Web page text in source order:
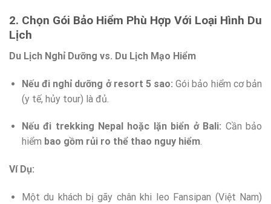
2. Chọn Gói Bảo Hiểm Phù Hợp Với Loại Hình Du
Lịch
Du Lịch Nghỉ Dưỡng vs. Du Lịch Mạo Hiểm
Nếu đi nghỉ dưỡng ở resort 5 sao: Gói bảo hiểm cơ bản
(y tế, hủy tour) là đủ.
Nếu đi trekking Nepal hoặc lặn biển ở Bali: Cần bảo
hiểm bao gồm rủi ro thể thao nguy hiểm.
Ví Dụ:
Một du khách bị gãy chân khi leo Fansipan (Việt Nam)